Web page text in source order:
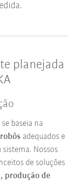
planejada
baseia na
adequados e
Nossos
de soluções
produção de